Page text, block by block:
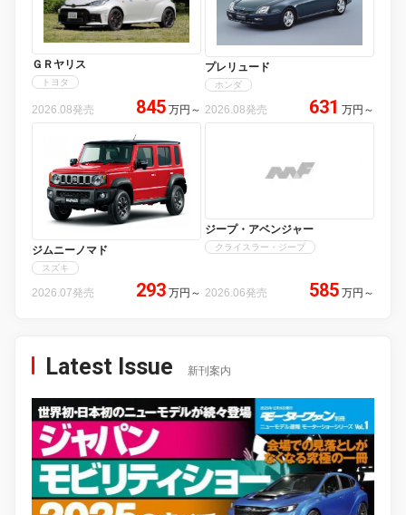
ＧＲヤリス
トヨタ
2026.08発売 845 万円 ～
プレリュード
ホンダ
2026.08発売 631 万円 ～
ジムニーノマド
スズキ
2026.07発売 293 万円 ～
ジープ・アベンジャー
クライスラー・ジープ
2026.06発売 585 万円 ～
Latest Issue 新刊案内